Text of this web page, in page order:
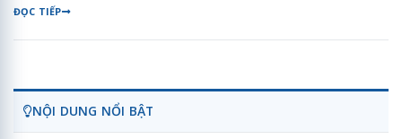
ĐỌC TIẾP
NỘI DUNG NỔI BẬT